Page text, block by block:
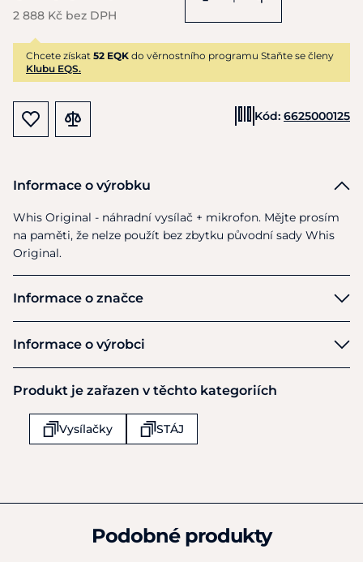
2 888 Kč bez DPH
Chcete získat 52 EQK do věrnostního programu Staňte se členy
Klubu EQS.
Kód: 6625000125
Informace o výrobku
Whis Original - náhradní vysílač + mikrofon. Mějte prosím
na paměti, že nelze použít bez zbytku původní sady Whis
Original.
Informace o značce
Whis
Informace o výrobci
WHIS Tack & Tool B.V.
Van Heemstraweg 25
Boven-Leeuwen
Produkt je zařazen v těchto kategoriích
Vysílačky STÁJ
Podobné produkty